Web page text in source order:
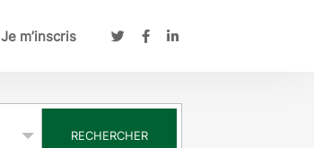
Je m’inscris
RECHERCHER